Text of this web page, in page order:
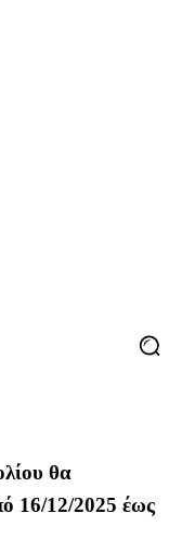
θα
16/12/2025 έως